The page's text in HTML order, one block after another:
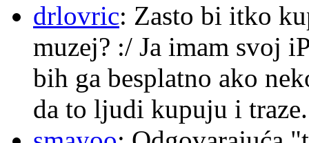
drlovric: Zasto bi itko
muzej? :/ Ja imam svoj
bih ga besplatno ako
da to ljudi kupuju i traze.